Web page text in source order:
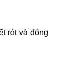
rót và đóng